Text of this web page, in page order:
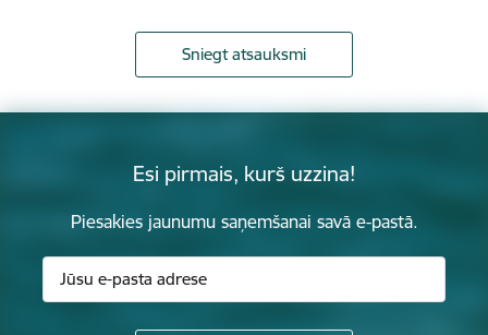
Sniegt atsauksmi
Esi pirmais, kurš uzzina!
Piesakies jaunumu saņemšanai savā e-pastā.